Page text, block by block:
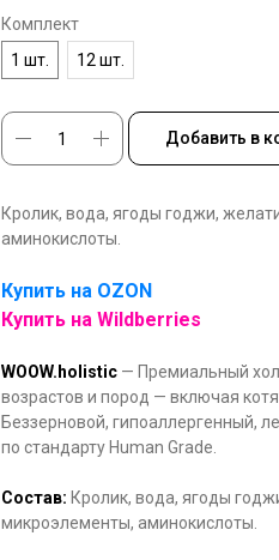
Комплект
1 шт.
12 шт.
Добавить в
Кролик, вода, ягоды годжи,
аминокислоты.
Купить на OZON
Купить на Wildberries
WOOW.holistic — Премиальный
возрастов и пород — включая
Беззерновой, гипоаллергенный,
по стандарту Human Grade.
Состав: Кролик, вода, ягоды
микроэлементы, аминокислоты.